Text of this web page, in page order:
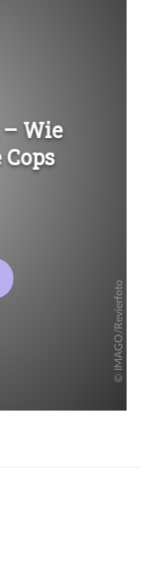
Überspringen